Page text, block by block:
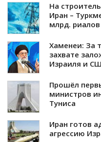
На
Иран –
млрд. риалов
Хаменеи: За
захвате
Израиля и
Прошёл
министров
Туниса
Иран готов
агрессию